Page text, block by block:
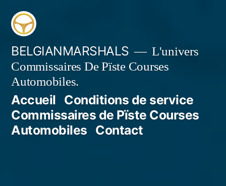
Aller
contenu
BELGIANMARSHALS
L'univers
Commissaires De Pïste Courses
Automobiles.
Accueil Conditions de service
Commissaires de Pïste Courses
Automobiles Contact